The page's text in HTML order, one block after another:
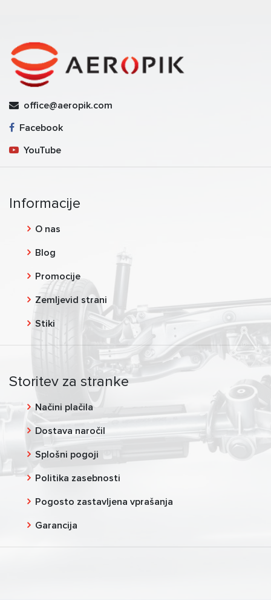
office@aeropik.com
Facebook
YouTube
Informacije
O nas
Blog
Promocije
Zemljevid strani
Stiki
Storitev za stranke
Načini plačila
Dostava naročil
Splošni pogoji
Politika zasebnosti
Pogosto zastavljena vprašanja
Garancija